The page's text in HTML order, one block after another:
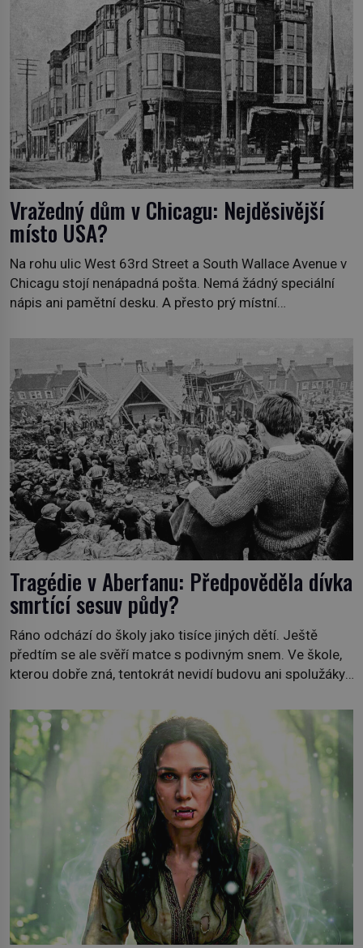
nebezpečná příroda proměnila v jednu z
nejpůsobivějších námořních záhad? […]
Vražedný dům v Chicagu: Nejděsivější
místo USA?
Na rohu ulic West 63rd Street a South Wallace Avenue v
Chicagu stojí nenápadná pošta. Nemá žádný speciální
nápis ani pamětní desku. A přesto prý místní
sídlil sériový vrah H. H. Holmes a také nejpropracovanější
past na lidi v dějinách americké kriminalistiky. Herman
Webster Mudgett (1861–1896) přijíždí […]
Tragédie v Aberfanu: Předpověděla dívka
smrtící sesuv půdy?
Ráno odchází do školy jako tisíce jiných dětí. Ještě
předtím se ale svěří matce s podivným snem. Ve škole,
kterou dobře zná, tentokrát nevidí budovu ani spolužáky.
později je mrtvá. Mohla devítiletá Zahlédla vlastní
osud? Dne 21. října 1966 se velšská vesnice Aberfan […]